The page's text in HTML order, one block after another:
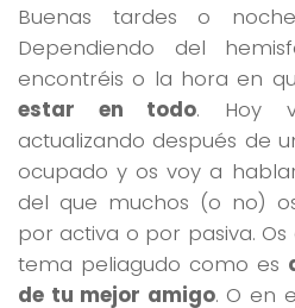
Buenas tardes o
Dependiendo del
encontréis o la hora en
estar en todo. Hoy
actualizando después de
ocupado y os voy a
del que muchos (o no)
por activa o por pasiva.
tema peliagudo como es
de tu mejor amigo. O en